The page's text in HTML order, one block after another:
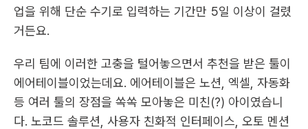
업을 위해 단순 수기로 입력하는 기간만 5일 이상이 걸렸
거든요.
우리 팀에 이러한 고충을 털어놓으면서 추천을 받은 툴이
에어테이블이었는데요. 에어테이블은 노션, 엑셀, 자동화
등 여러 툴의 장점을 쏙쏙 모아놓은 미친(?) 아이였습니
다. 노코드 솔루션, 사용자 친화적 인터페이스, 오토 멘션